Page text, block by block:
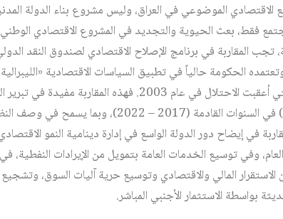
الموضوعي في العراق، وليس مشروع بناء الدولة
فقط، بعث الحيوية والتجديد في المشروع الاقتصادي
المقاربة في برنامج الإصلاح الاقتصادي لصندوق النقد
وتعتمده الحكومة حالياً في تطبيق السياسات الاقتصادية
التحول الاقتصادي المستمرة التي أعقبت الاحتلال في عام
«الصندوق» وتوقعاتها (أهدافها) في السنوات
في إيضاح دور الدولة الواسع في إدارة دينامية النمو
وفي توسيع الخدمات العامة بتمويل من الإيرادات
الاستقرار المالي والاقتصادي وتوسيع حرية آليات السوق،
بواسطة الاستثمار الأجنبي المباشر.